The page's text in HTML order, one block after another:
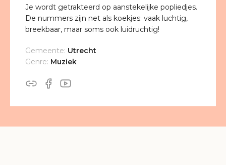
Je wordt getrakteerd op aanstekelijke popliedjes.
De nummers zijn net als koekjes: vaak luchtig,
breekbaar, maar soms ook luidruchtig!
Gemeente: Utrecht
Genre: Muziek